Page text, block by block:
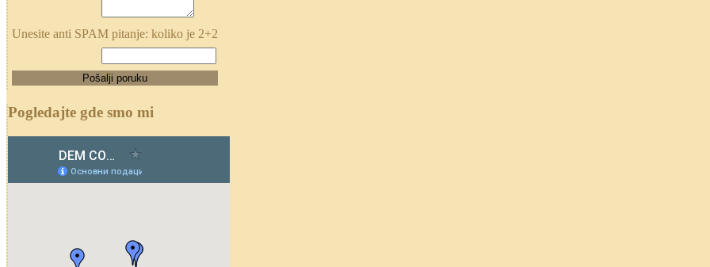
Unesite anti SPAM pitanje: koliko je 2+2
Pogledajte gde smo mi